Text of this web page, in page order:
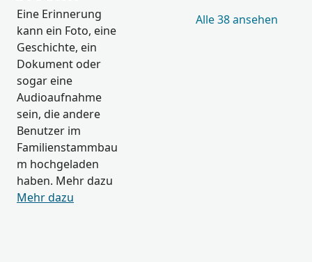
Eine Erinnerung
kann ein Foto, eine
Geschichte, ein
Dokument oder
sogar eine
Audioaufnahme
sein, die andere
Benutzer im
Familienstammbau
m hochgeladen
haben. Mehr dazu
Mehr dazu
Alle 38 ansehen